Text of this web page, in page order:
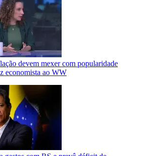
devem mexer com popularidade
economista ao WW